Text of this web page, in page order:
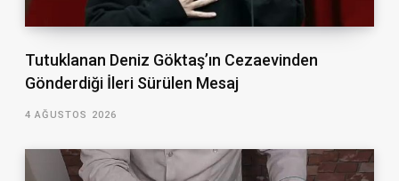
Tutuklanan Deniz Göktaş’ın Cezaevinden
Gönderdiği İleri Sürülen Mesaj
4 AĞUSTOS 2026